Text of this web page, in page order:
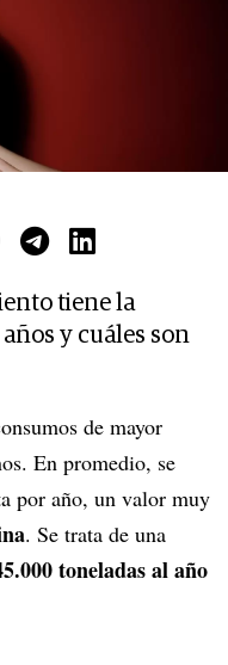
tiene la
y cuáles son
de mayor
En promedio, se
por año, un valor muy
. Se trata de una
toneladas al año